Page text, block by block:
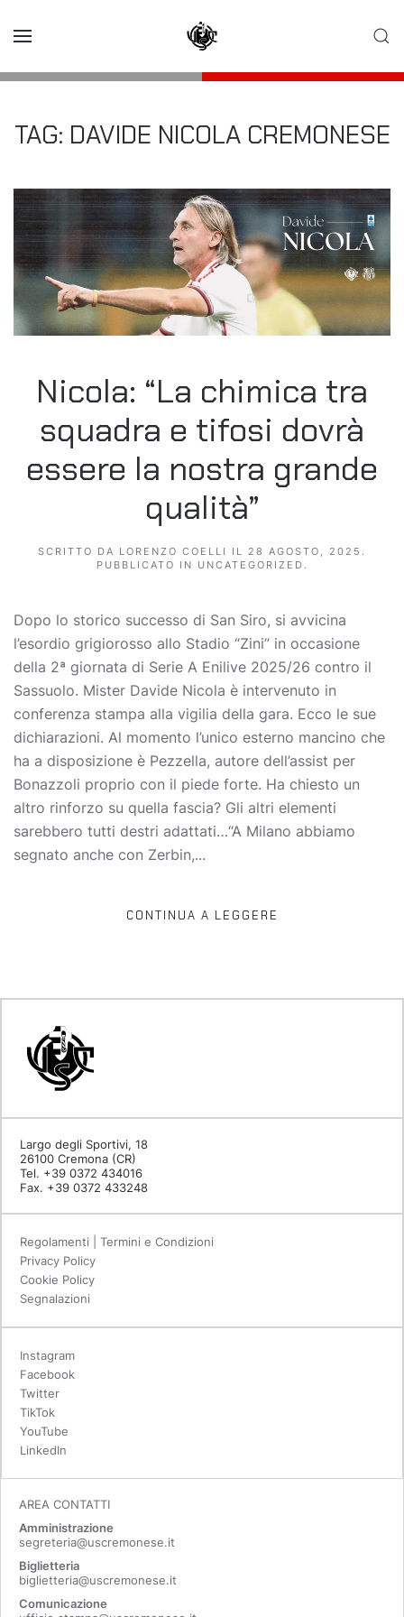
TAG: DAVIDE NICOLA CREMONESE
Nicola: “La chimica tra
squadra e tifosi dovrà
essere la nostra grande
qualità”
SCRITTO DA LORENZO COELLI IL 28 AGOSTO, 2025 .
PUBBLICATO IN UNCATEGORIZED .
Dopo lo storico successo di San Siro, si avvicina
l’esordio grigiorosso allo Stadio “Zini” in occasione
della 2ª giornata di Serie A Enilive 2025/26 contro il
Sassuolo. Mister Davide Nicola è intervenuto in
conferenza stampa alla vigilia della gara. Ecco le sue
dichiarazioni. Al momento l’unico esterno mancino che
ha a disposizione è Pezzella, autore dell’assist per
Bonazzoli proprio con il piede forte. Ha chiesto un
altro rinforzo su quella fascia? Gli altri elementi
sarebbero tutti destri adattati…“A Milano abbiamo
segnato anche con Zerbin,...
CONTINUA A LEGGERE
Largo degli Sportivi, 18
26100 Cremona (CR)
Tel. +39 0372 434016
Fax. +39 0372 433248
Regolamenti | Termini e Condizioni
Privacy Policy
Cookie Policy
Segnalazioni
Instagram
Facebook
Twitter
TikTok
YouTube
LinkedIn
AREA CONTATTI
Amministrazione
segreteria@uscremonese.it
Biglietteria
biglietteria@uscremonese.it
Comunicazione